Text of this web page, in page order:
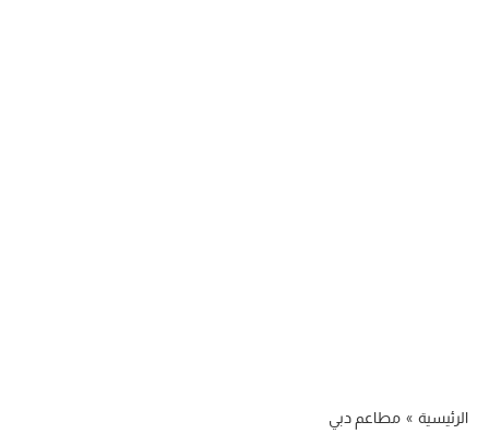
الرئيسية » مطاعم دبي